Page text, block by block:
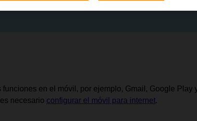
en el móvil, por ejemplo, Gmail, Google Play
necesario configurar el móvil para internet.